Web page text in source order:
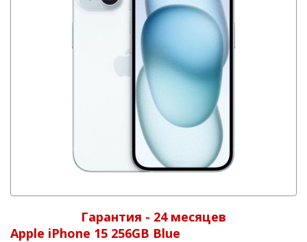
Гарантия - 24 месяцев
Apple iPhone 15 256GB Blue